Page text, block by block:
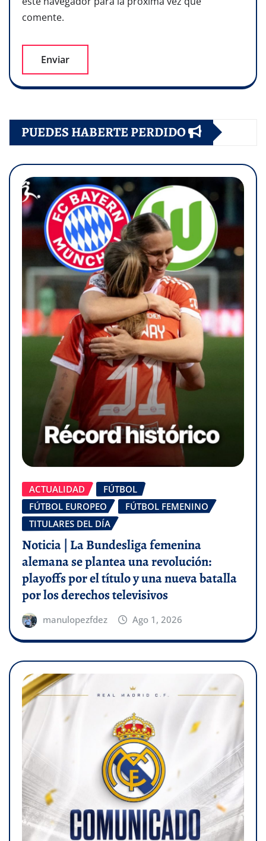
comente.
PUEDES HABERTE PERDIDO
ACTUALIDAD
FÚTBOL
FÚTBOL EUROPEO
FÚTBOL FEMENINO
TITULARES DEL DÍA
Noticia | La Bundesliga femenina
alemana se plantea una revolución:
playoffs por el título y una nueva batalla
por los derechos televisivos
manulopezfdez Ago 1, 2026